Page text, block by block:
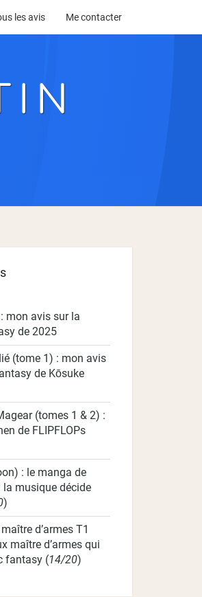
les avis Me contacter
mon avis sur la
de 2025
(tome 1) : mon avis
de Kōsuke
(tomes 1 & 2) :
de FLIPFLOPs
: le manga de
la musique décide
)
d’armes T1
maître d’armes qui
fantasy (14/20)